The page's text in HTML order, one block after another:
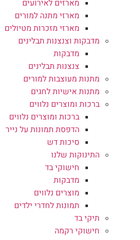
מארזים לאירועים
מארזי מתנה למורים
מארזי מזכרות מטיולים
מדבקות וצנצנות תבלינים
מדבקות
צנצנות תבלינים
מתנות מעוצבות למורים
מתנות אישיות לחגים
ברכות ומוצרים נלווים
ברכות ומוצרים נלווים
הדפסת תמונות על נייר
סיכות דש
התינוקות שלנו
חישוקי בד
מדבקות
מוצרים נלווים
תמונות לחדרי ילדים
תיקי בד
חישוקי רקמה